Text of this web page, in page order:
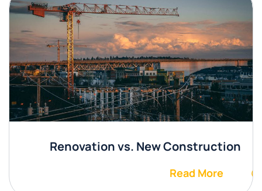
Renovation vs. New Construction
Read More